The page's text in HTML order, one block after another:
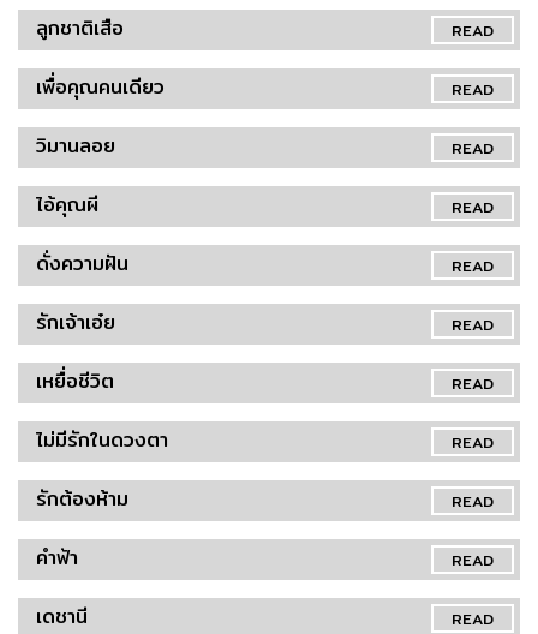
READ
ลูกชาติเสือ
READ
เพื่อคุณคนเดียว
READ
วิมานลอย
READ
ไอ้คุณผี
READ
ดั่งความฝัน
READ
รักเจ้าเอ๋ย
READ
เหยื่อชีวิต
READ
ไม่มีรักในดวงตา
READ
รักต้องห้าม
READ
คำฟ้า
READ
เดชานี